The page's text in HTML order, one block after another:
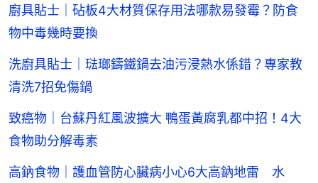
廚具貼士｜砧板4大材質保存用法哪款易發霉？防食
物中毒幾時要換
洗廚具貼士｜琺瑯鑄鐵鍋去油污浸熱水係錯？專家教
清洗7招免傷鍋
致癌物｜台蘇丹紅風波擴大 鴨蛋黃腐乳都中招！4大
食物助分解毒素
高鈉食物｜護血管防心臟病小心6大高鈉地雷 水